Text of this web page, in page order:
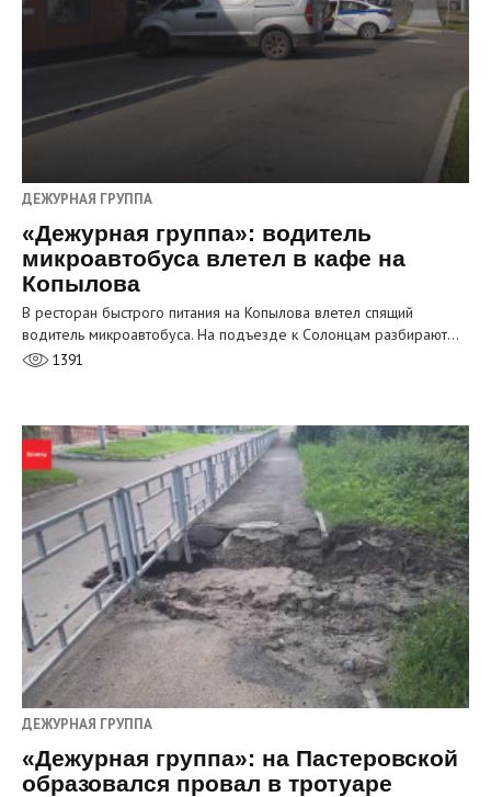
ДЕЖУРНАЯ ГРУППА
«Дежурная группа»: водитель
микроавтобуса влетел в кафе на
Копылова
В ресторан быстрого питания на Копылова влетел спящий
водитель микроавтобуса. На подъезде к Солонцам разбирают…
1391
ДЕЖУРНАЯ ГРУППА
«Дежурная группа»: на Пастеровской
образовался провал в тротуаре